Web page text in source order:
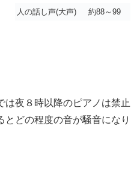
人の話し声(大声)
約88～99
は夜８時以降のピアノは禁止
どの程度の音が騒音になり